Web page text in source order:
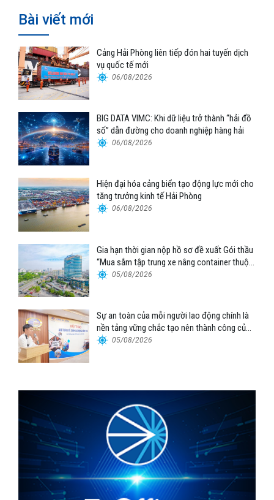
Bài viết mới
Cảng Hải Phòng liên tiếp đón hai tuyến dịch
vụ quốc tế mới
06/08/2026
BIG DATA VIMC: Khi dữ liệu trở thành “hải đồ
số” dẫn đường cho doanh nghiệp hàng hải
06/08/2026
Hiện đại hóa cảng biển tạo động lực mới cho
tăng trưởng kinh tế Hải Phòng
06/08/2026
Gia hạn thời gian nộp hồ sơ đề xuất Gói thầu
“Mua sắm tập trung xe nâng container thuộc
Tổng công ty Hàng hải Việt Nam – CTCP”
05/08/2026
Sự an toàn của mỗi người lao động chính là
nền tảng vững chắc tạo nên thành công của
Cảng Đà Nẵng
05/08/2026